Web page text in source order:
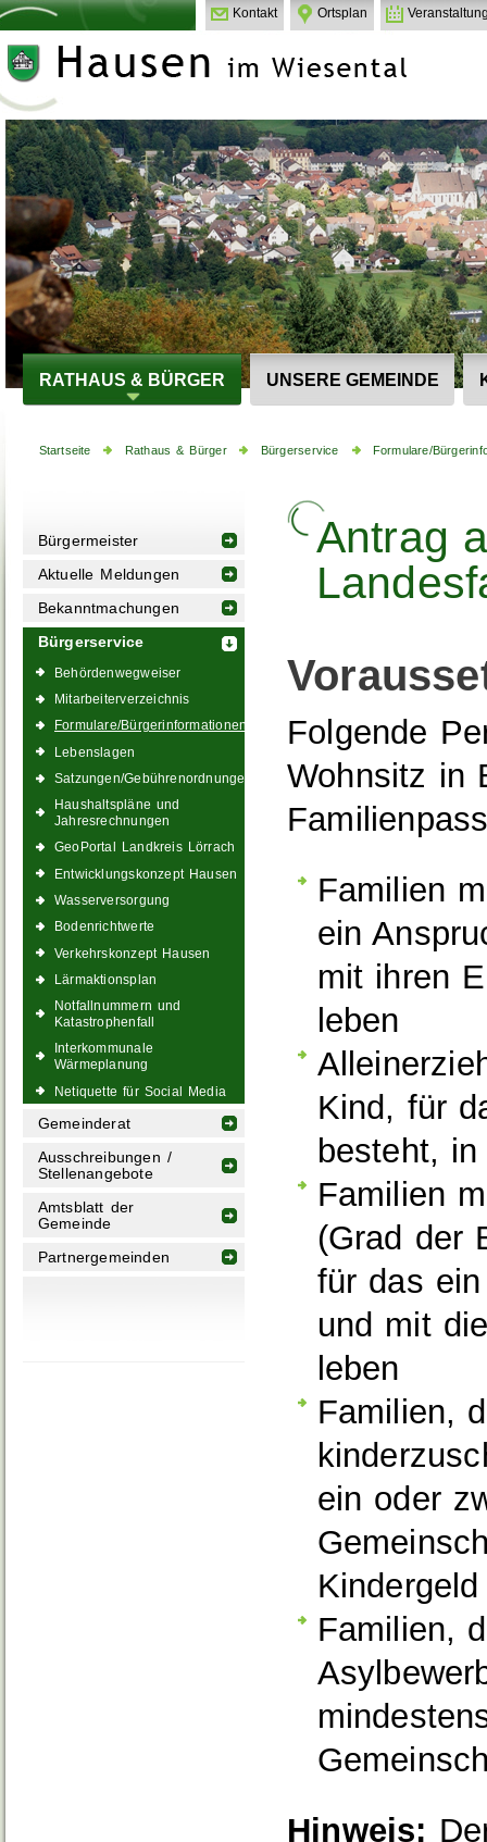
Kontakt Ortsplan
RATHAUS & BÜRGER UNSERE GEMEINDE
Startseite Rathaus & Bürger Bürgerservice Formulare/
Bürgermeister
Aktuelle Meldungen
Bekanntmachungen
Bürgerservice
Behördenwegweiser
Mitarbeiterverzeichnis
Formulare/Bürgerinformationen
Lebenslagen
Satzungen/Gebührenordnungen
Haushaltspläne und
Jahresrechnungen
GeoPortal Landkreis Lörrach
Entwicklungskonzept Hausen
Wasserversorgung
Bodenrichtwerte
Verkehrskonzept Hausen
Lärmaktionsplan
Notfallnummern und
Katastrophenfall
Interkommunale
Wärmeplanung
Netiquette für Social Media
Gemeinderat
Ausschreibungen /
Stellenangebote
Amtsblatt der
Gemeinde
Partnergemeinden
Antrag
Folgende
Wohnsitz in
Familien
ein
mit ihren
leben
Kind, für
besteht,
Familien
(Grad der
für das
und mit
leben
Familien,
ein oder
Familien,
Hinweis: